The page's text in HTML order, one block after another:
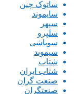
ساتوک چین
سایموند
سپهر
سلپرو
سوباشی
سیموند
شتاب
شتاب ایران
صنعت گران
صنعتگران